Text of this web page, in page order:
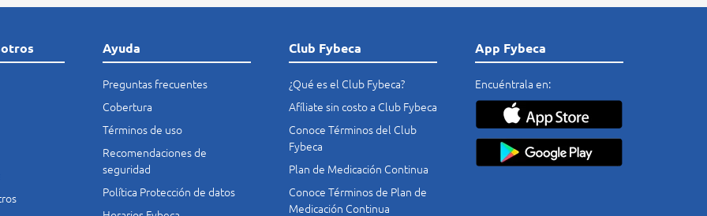
Ayuda
Preguntas frecuentes
Cobertura
Términos de uso
Recomendaciones de
seguridad
Política Protección de datos
Club Fybeca
¿Qué es el Club Fybeca?
Afíliate sin costo a Club Fybeca
Conoce Términos del Club
Fybeca
Plan de Medicación Continua
Conoce Términos de Plan de
Medicación Continua
App Fybeca
Encuéntrala en: